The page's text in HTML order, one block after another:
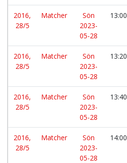
2016,
28/5
Matcher
Sön
2023-
05-28
13:00
2016,
28/5
Matcher
Sön
2023-
05-28
13:20
2016,
28/5
Matcher
Sön
2023-
05-28
13:40
2016,
28/5
Matcher
Sön
2023-
05-28
14:00